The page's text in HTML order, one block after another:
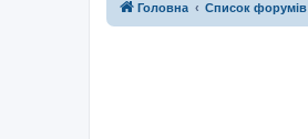
Головна Список форумів